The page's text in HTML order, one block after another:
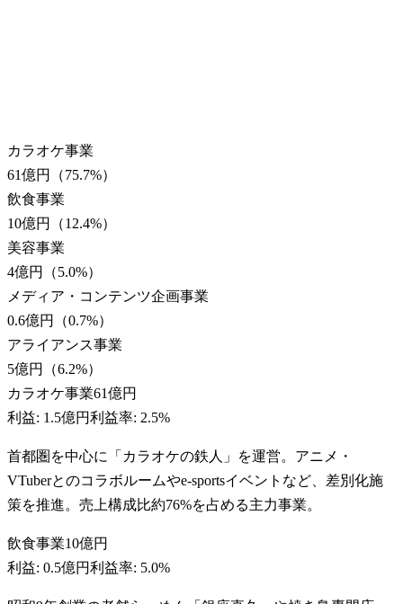
カラオケ事業
61億円
（75.7%）
飲食事業
10億円
（12.4%）
美容事業
4億円
（5.0%）
メディア・コンテンツ企画事業
0.6億円
（0.7%）
アライアンス事業
5億円
（6.2%）
カラオケ事業61億円
利益: 1.5億円利益率: 2.5%
首都圏を中心に「カラオケの鉄人」を運営。アニメ・
VTuberとのコラボルームやe-sportsイベントなど、差別化施
策を推進。売上構成比約76%を占める主力事業。
飲食事業10億円
利益: 0.5億円利益率: 5.0%